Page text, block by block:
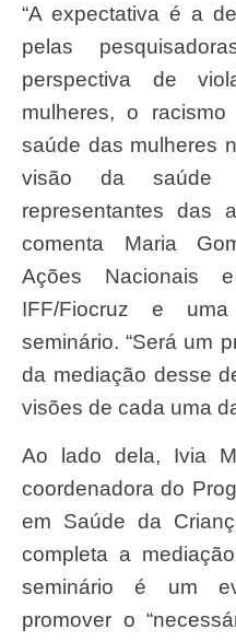
“A expectativa é a de que os temas trazidos
pelas
perspectiva de
mulheres, o
saúde das mulheres
visão da saúde
representantes das
comenta Maria
Ações Nacionais
IFF/Fiocruz e
seminário. “Será um
da mediação desse
visões de cada uma
Ao lado dela, Ivia Maksud, pesquisadora e
coordenadora do
em Saúde da
completa a
seminário é um
promover o